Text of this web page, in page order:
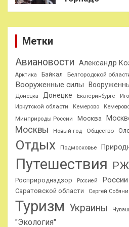
Метки
Авиановости Александр
Арктика
Байкал Белгородской
Вооруженные силы
Донецка
Донецке Екатеринбурге
Иркутской области Кемерово
Минприроды России
Москва
Москвы
Новый год Общество
Отдых Подмосковье
Путешествия
Росприроднадзор
Россией России
Саратовской области Сергей
Туризм Украины
"Экология"